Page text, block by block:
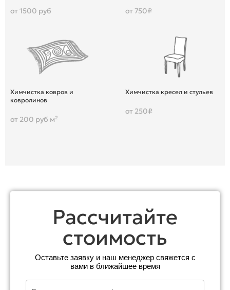
от 1500 руб от 750₽
Химчистка ковров и
ковролинов
от 200 руб м²
Химчистка кресел и стульев
от 250₽
Рассчитайте
стоимость
Оставьте заявку и наш менеджер свяжется с
вами в ближайшее время